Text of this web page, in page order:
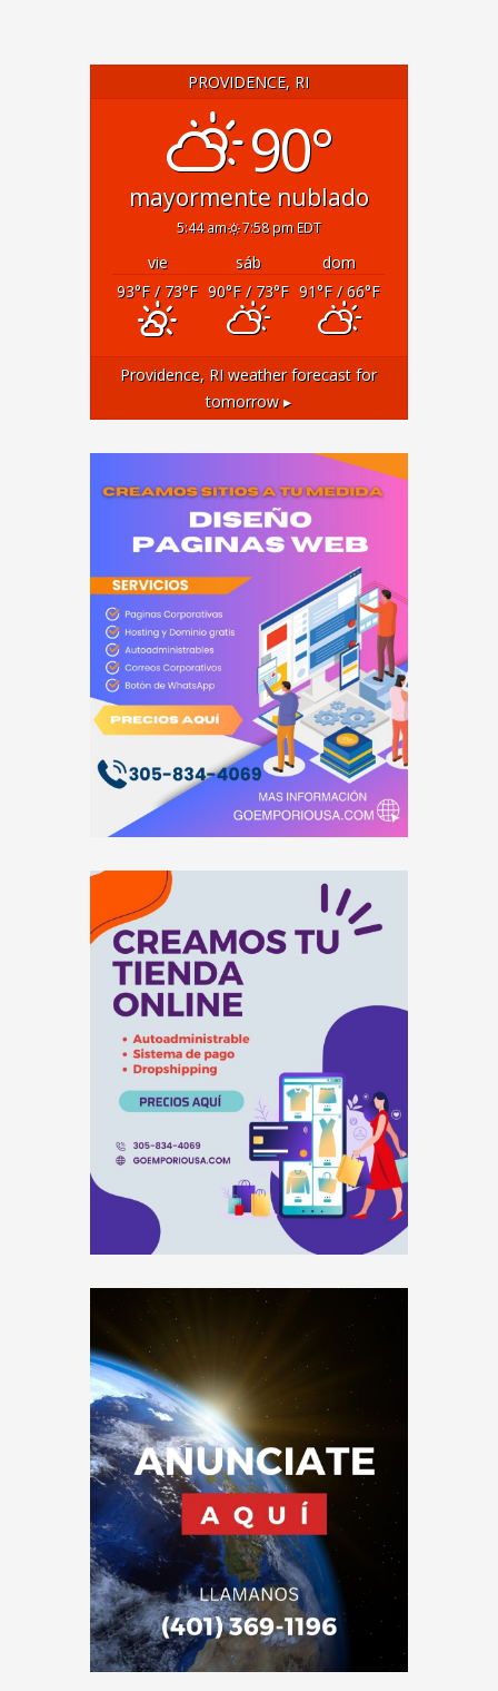
PROVIDENCE, RI
90°
mayormente nublado
5:44 am 7:58 pm EDT
vie sáb
dom
93°F/ 73°F 90°F/ 73°F 91°F/ 66°F
Providence, RI weather forecast for
tomorrow ▸